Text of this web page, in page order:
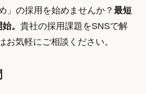
」の採用を始めませんか？最短
始。貴社の採用課題をSNSで解
お気軽にご相談ください。